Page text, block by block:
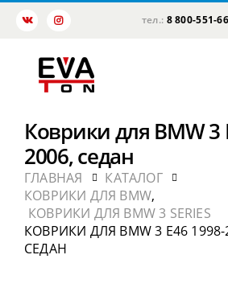
тел.: 8 800-551-
Коврики для BMW 3
2006, седан
ГЛАВНАЯ
КАТАЛОГ
КОВРИКИ ДЛЯ BMW,
КОВРИКИ ДЛЯ BMW 3 SERIES
КОВРИКИ ДЛЯ BMW 3 E46 1998-
СЕДАН